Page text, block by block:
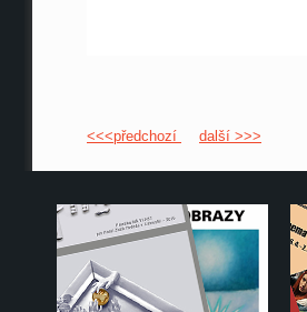
<<<předchozí další >>>